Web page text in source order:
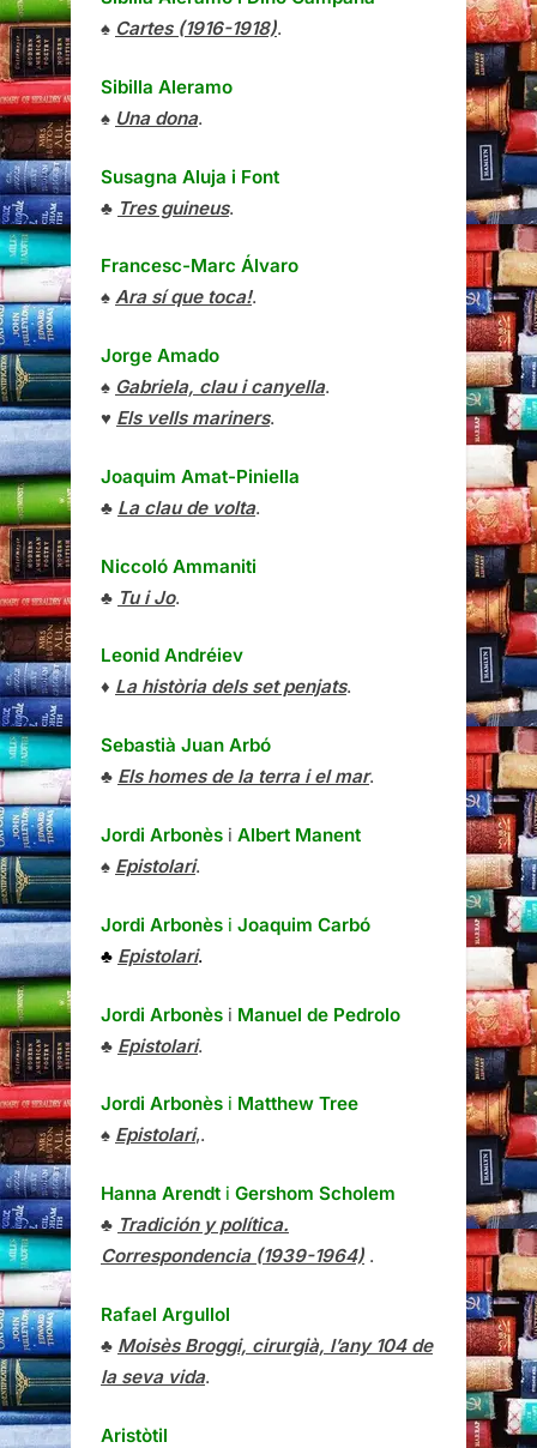
♠ Cartes (1916-1918).
Sibilla Aleramo
♠ Una dona.
Susagna Aluja i Font
♣ Tres guineus.
Francesc-Marc Álvaro
♠ Ara sí que toca!.
Jorge Amado
♠ Gabriela, clau i canyella.
♥ Els vells mariners.
Joaquim Amat-Piniella
♣ La clau de volta.
Niccoló Ammaniti
♣ Tu i Jo.
Leonid Andréiev
♦ La història dels set penjats.
Sebastià Juan Arbó
♣ Els homes de la terra i el mar.
Jordi Arbonès i Albert Manent
♠ Epistolari.
Jordi Arbonès i Joaquim Carbó
♣ Epistolari.
Jordi Arbonès i Manuel de Pedrolo
♣ Epistolari.
Jordi Arbonès i Matthew Tree
♠ Epistolari,.
Hanna Arendt i Gershom Scholem
♣ Tradición y política.
Correspondencia (1939-1964) .
Rafael Argullol
♣ Moisès Broggi, cirurgià, l’any 104 de
la seva vida.
Aristòtil